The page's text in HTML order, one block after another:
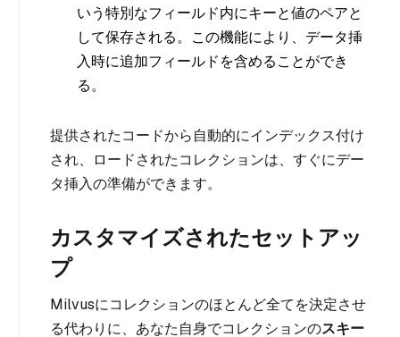
いう特別なフィールド内にキーと値のペアと
して保存される。この機能により、データ挿
入時に追加フィールドを含めることができ
る。
提供されたコードから自動的にインデックス付け
され、ロードされたコレクションは、すぐにデー
タ挿入の準備ができます。
カスタマイズされたセットアッ
プ
Milvusにコレクションのほとんど全てを決定させ
る代わりに、あなた自身でコレクションのスキー